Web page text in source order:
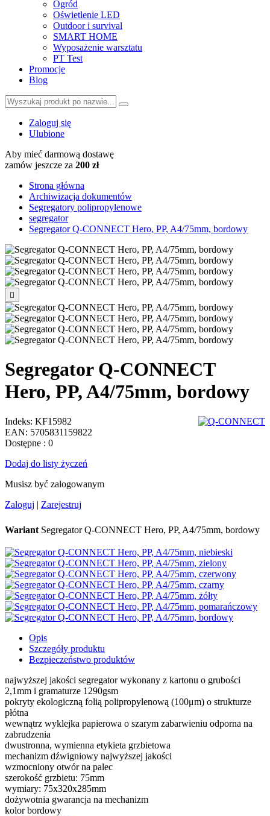
Ogród
Oświetlenie LED
Outdoor i survival
SMART HOME
Wyposażenie warsztatu
PT Test
Promocje
Blog
Zaloguj się
Ulubione
Aby mieć darmową dostawę
zamów jeszcze za 200 zł
Strona główna
Archiwizacja dokumentów
Segregatory polipropylenowe
segregator
Segregator Q-CONNECT Hero, PP, A4/75mm, bordowy

Segregator Q-CONNECT
Hero, PP, A4/75mm, bordowy
Indeks: KF15982
EAN: 5705831159822
Dostępne : 0
Dodaj do listy życzeń
Musisz być zalogowanym
Zaloguj | Zarejestruj
Wariant Segregator Q-CONNECT Hero, PP, A4/75mm, bordowy
Opis
Szczegóły produktu
Bezpieczeństwo produktów
najwyższej jakości segregator wykonany z kartonu o grubości
2,1mm i gramaturze 1290gsm
pokryty ekologiczną folią polipropylenową (100μm) o strukturze
płótna
wewnątrz wyklejka papierowa o szarym zabarwieniu odporna na
zabrudzenia
dwustronna, wymienna etykieta grzbietowa
mechanizm dźwigniowy najwyższej jakości
wzmocniony otwór na palec
szerokość grzbietu: 75mm
wymiary: 75x320x285mm
dożywotnia gwarancja na mechanizm
kolor bordowy